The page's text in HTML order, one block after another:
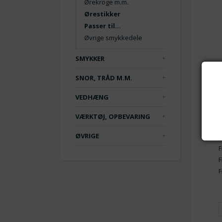
Ørekroge m.m.
Ørestikker
Passer til...
Øvrige smykkedele
SMYKKER
SNOR, TRÅD M.M.
VEDHÆNG
VÆRKTØJ, OPBEVARING
ØVRIGE